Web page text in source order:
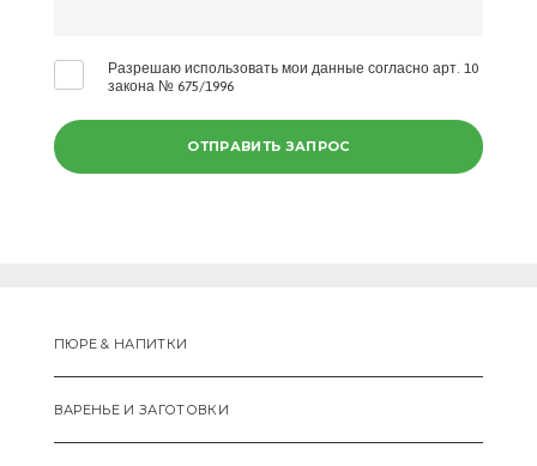
Разрешаю использовать мои данные согласно арт. 10
закона № 675/1996
ПЮРЕ & НАПИТКИ
ВАРЕНЬЕ И ЗАГОТОВКИ